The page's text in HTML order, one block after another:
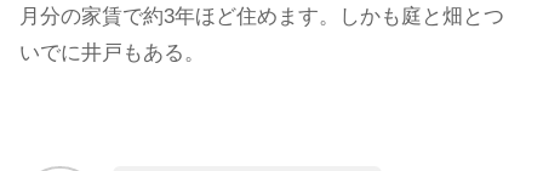
月分の家賃で約3年ほど住めます。しかも庭と畑とつ
いでに井戸もある。